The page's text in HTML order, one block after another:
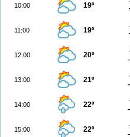
10:00 19º
11:00 19º
12:00 20º
13:00 21º
14:00 22º
15:00 22º